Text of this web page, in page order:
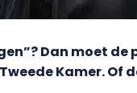
Dan moet de
Kamer. Of